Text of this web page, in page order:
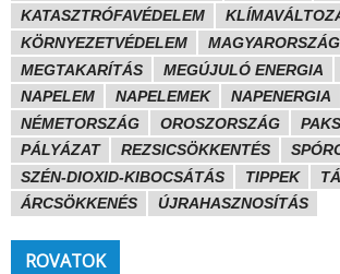
KATASZTRÓFAVÉDELEM
KÖRNYEZETVÉDELEM
MAGYARORSZÁG
MEGTAKARÍTÁS
MEGÚJULÓ ENERGIA
NAPELEM
NAPELEMEK
NAPENERGIA
NÉMETORSZÁG
OROSZORSZÁG
PÁLYÁZAT
REZSICSÖKKENTÉS
SZÉN-DIOXID-KIBOCSÁTÁS
TIPPEK
ÁRCSÖKKENÉS
ÚJRAHASZNOSÍTÁS
ROVATOK